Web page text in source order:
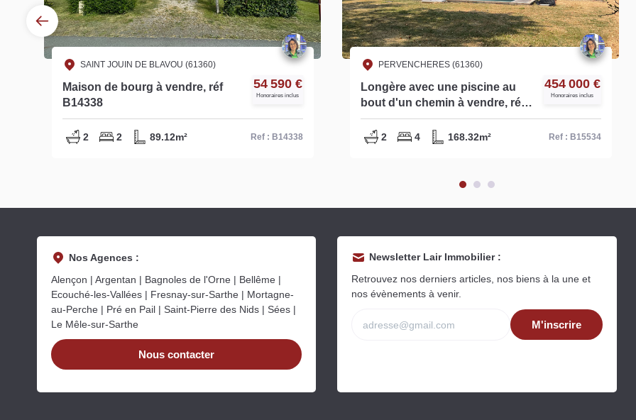
SAINT JOUIN DE BLAVOU (61360)
Maison de bourg à vendre, réf
B14338
54 590 €
Honoraires inclus
2 2 89.12m² Ref : B14338
PERVENCHERES (61360)
Longère avec une piscine au
bout d'un chemin à vendre, réf
B15534
454 000 €
Honoraires inclus
2 4 168.32m² Ref : B15534
Nos Agences :
Alençon | Argentan | Bagnoles de l'Orne | Bellême |
Ecouché-les-Vallées | Fresnay-sur-Sarthe | Mortagne-
au-Perche | Pré en Pail | Saint-Pierre des Nids | Sées |
Le Mêle-sur-Sarthe
Nous contacter
Newsletter Lair Immobilier :
Retrouvez nos derniers articles, nos biens à la une et
nos évènements à venir.
M'inscrire